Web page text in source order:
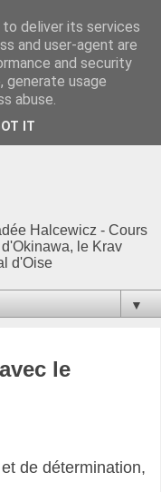
95 -
: Karaté,
Halcewicz - Cours
le Krav
d'Oise
▼
le
de détermination,
deliver its services
and user-agent are
and security
generate usage
abuse.
IT